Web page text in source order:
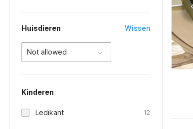
Huisdieren Wissen
Not allowed
Kinderen
Ledikant 12